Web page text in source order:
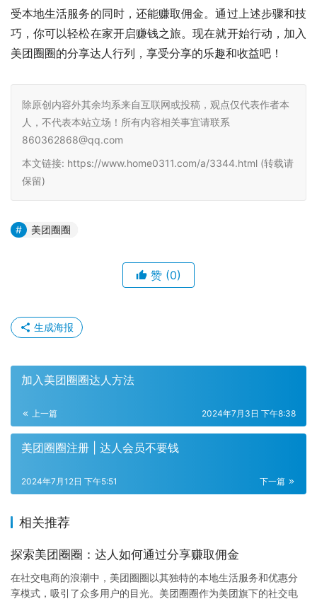
受本地生活服务的同时，还能赚取佣金。通过上述步骤和技
巧，你可以轻松在家开启赚钱之旅。现在就开始行动，加入
美团圈圈的分享达人行列，享受分享的乐趣和收益吧！
除原创内容外其余均系来自互联网或投稿，观点仅代表作者本
人，不代表本站立场！所有内容相关事宜请联系
860362868@qq.com
本文链接: https://www.home0311.com/a/3344.html (转载请
保留)
美团圈圈
赞 (0)
生成海报
加入美团圈圈达人方法
上一篇 2024年7月3日 下午8:38
美团圈圈注册 | 达人会员不要钱
下一篇
2024年7月12日 下午5:51
相关推荐
探索美团圈圈：达人如何通过分享赚取佣金
在社交电商的浪潮中，美团圈圈以其独特的本地生活服务和优惠分
享模式，吸引了众多用户的目光。美团圈圈作为美团旗下的社交电